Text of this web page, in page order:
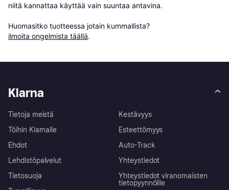
niitä kannattaa käyttää vain suuntaa antavina.
Huomasitko tuotteessa jotain kummallista?
ilmoita ongelmista täällä.
Klarna
Tietoja meistä
Töihin Klarnalle
Ehdot
Lehdistöpalvelut
Tietosuoja
Kestävyys
Esteettömyys
Auto-Track
Yhteystiedot
Yhteystiedot viranomaisten
tietopyynnöille